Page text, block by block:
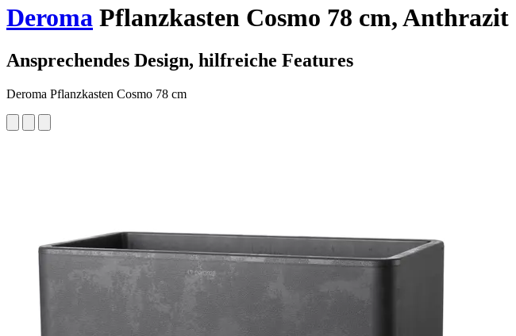
Deroma Pflanzkasten Cosmo 78 cm, Anthrazit
Ansprechendes Design, hilfreiche Features
Deroma Pflanzkasten Cosmo 78 cm